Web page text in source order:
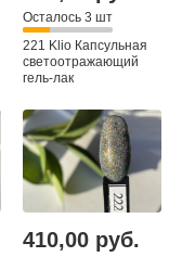
Осталось 3 шт
221 Klio Капсульная
светоотражающий
гель-лак
410,00 руб.